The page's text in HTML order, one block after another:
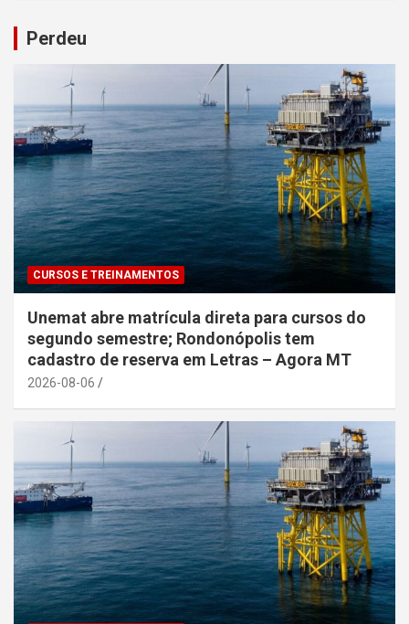
Perdeu
CURSOS E TREINAMENTOS
Unemat abre matrícula direta para cursos do
segundo semestre; Rondonópolis tem
cadastro de reserva em Letras – Agora MT
2026-08-06